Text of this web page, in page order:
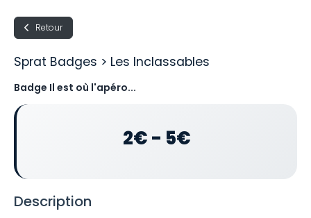
Retour
Sprat Badges > Les Inclassables
Badge Il est où l'apéro...
2€ - 5€
Description